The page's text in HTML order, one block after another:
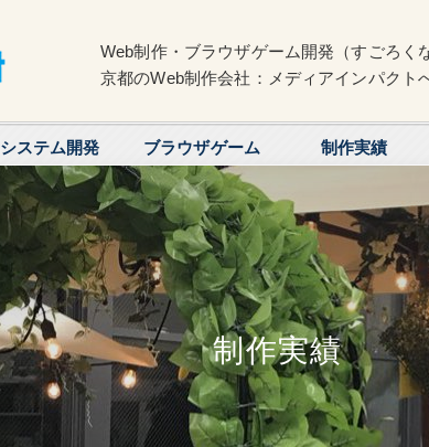
Web制作・ブラウザゲーム開発（すごろく
京都のWeb制作会社：メディアインパクト
システム開発 ブラウザゲーム 制作実績
制作実績